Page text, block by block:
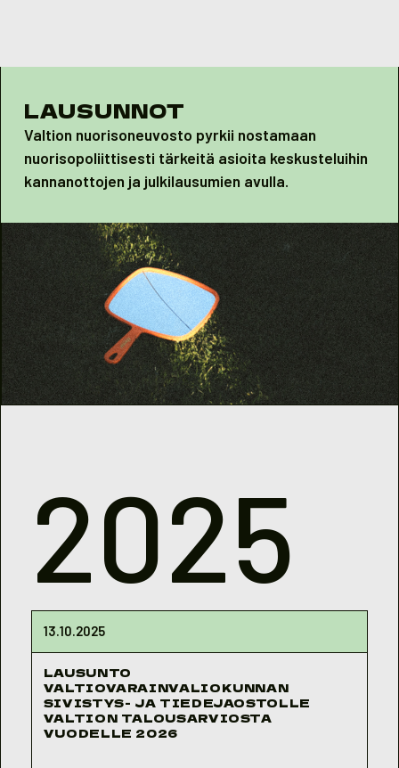
LAUSUNNOT
Valtion nuorisoneuvosto pyrkii nostamaan
nuorisopoliittisesti tärkeitä asioita keskusteluihin
kannanottojen ja julkilausumien avulla.
2025
13.10.2025
LAUSUNTO
VALTIOVARAINVALIOKUNNAN
SIVISTYS- JA TIEDEJAOSTOLLE
VALTION TALOUSARVIOSTA
VUODELLE 2026